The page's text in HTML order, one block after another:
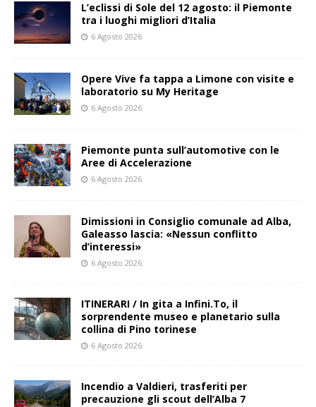
L’eclissi di Sole del 12 agosto: il Piemonte
tra i luoghi migliori d’Italia
6 Agosto 2026
Opere Vive fa tappa a Limone con visite e
laboratorio su My Heritage
6 Agosto 2026
Piemonte punta sull’automotive con le
Aree di Accelerazione
6 Agosto 2026
Dimissioni in Consiglio comunale ad Alba,
Galeasso lascia: «Nessun conflitto
d’interessi»
6 Agosto 2026
ITINERARI / In gita a Infini.To, il
sorprendente museo e planetario sulla
collina di Pino torinese
6 Agosto 2026
Incendio a Valdieri, trasferiti per
precauzione gli scout dell’Alba 7